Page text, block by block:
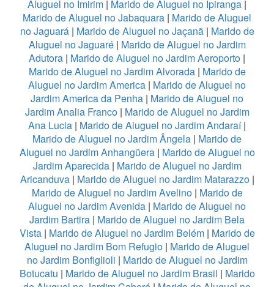
Aluguel no Imirim | Marido de Aluguel no Ipiranga |
Marido de Aluguel no Jabaquara | Marido de Aluguel
no Jaguará| Marido de Aluguel no Jaçanã| Marido de
Aluguel no Jaguaré| Marido de Aluguel no Jardim
Adutora | Marido de Aluguel no Jardim Aeroporto |
Marido de Aluguel no Jardim Alvorada| Marido de
Aluguel no Jardim America | Marido de Aluguel no
Jardim America da Penha | Marido de Aluguel no
Jardim Analia Franco| Marido de Aluguel no Jardim
Ana Lucia | Marido de Aluguel no Jardim Andaraí|
Marido de Aluguel no Jardim Ângela | Marido de
Aluguel no Jardim Anhangüera| Marido de Aluguel no
Jardim Aparecida| Marido de Aluguel no Jardim
Aricanduva| Marido de Aluguel no Jardim Matarazzo|
Marido de Aluguel no Jardim Avelino| Marido de
Aluguel no Jardim Avenida | Marido de Aluguel no
Jardim Bartira | Marido de Aluguel no Jardim Bela
Vista| Marido de Aluguel no Jardim Belém| Marido de
Aluguel no Jardim Bom Refugio | Marido de Aluguel
no Jardim Bonfiglioli | Marido de Aluguel no Jardim
Botucatu | Marido de Aluguel no Jardim Brasil | Marido